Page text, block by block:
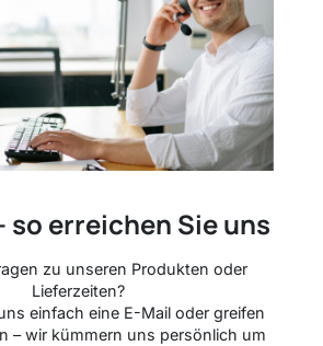
so erreichen Sie uns
zu unseren Produkten oder
Lieferzeiten?
einfach eine E-Mail oder greifen
– wir kümmern uns persönlich um